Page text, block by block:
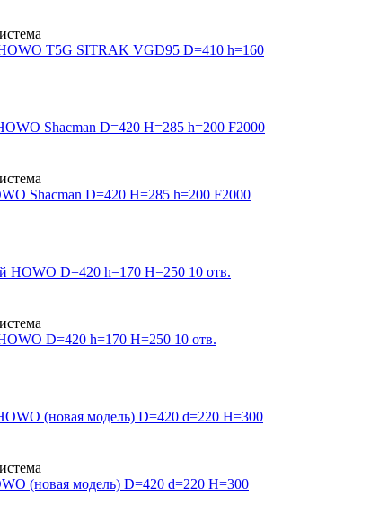
T5G SITRAK VGD95 D=410 h=160
Shacman D=420 H=285 h=200 F2000
D=420 h=170 H=250 10 отв.
(новая модель) D=420 d=220 H=300